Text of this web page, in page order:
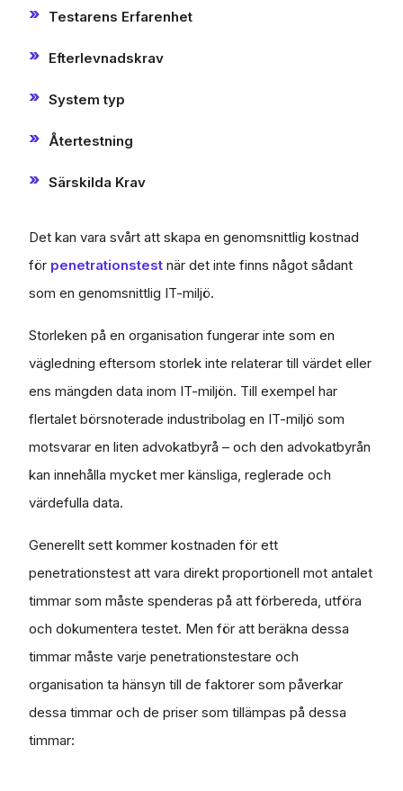
Testarens Erfarenhet
Efterlevnadskrav
System typ
Återtestning
Särskilda Krav
Det kan vara svårt att skapa en genomsnittlig kostnad
för penetrationstest när det inte finns något sådant
som en genomsnittlig IT-miljö.
Storleken på en organisation fungerar inte som en
vägledning eftersom storlek inte relaterar till värdet eller
ens mängden data inom IT-miljön. Till exempel har
flertalet börsnoterade industribolag en IT-miljö som
motsvarar en liten advokatbyrå – och den advokatbyrån
kan innehålla mycket mer känsliga, reglerade och
värdefulla data.
Generellt sett kommer kostnaden för ett
penetrationstest att vara direkt proportionell mot antalet
timmar som måste spenderas på att förbereda, utföra
och dokumentera testet. Men för att beräkna dessa
timmar måste varje penetrationstestare och
organisation ta hänsyn till de faktorer som påverkar
dessa timmar och de priser som tillämpas på dessa
timmar: